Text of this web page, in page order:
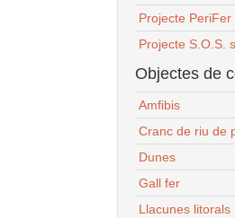
Projecte PeriFer
Projecte S.O.S.
Objectes de
Amfibis
Cranc de riu de
Dunes
Gall fer
Llacunes litorals